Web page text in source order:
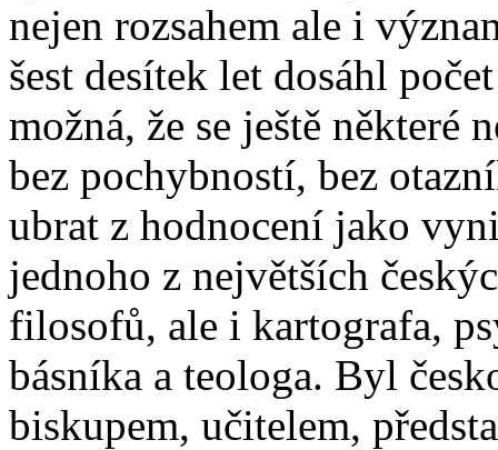
nejen rozsahem ale i
šest desítek let dosáhl
možná, že se ještě některé
bez pochybností, bez
ubrat z hodnocení jako
jednoho z největších
filosofů, ale i kartografa,
básníka a teologa. Byl
biskupem, učitelem,